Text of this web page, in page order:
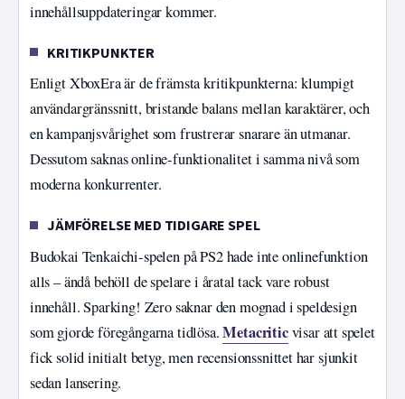
innehållsuppdateringar kommer.
KRITIKPUNKTER
Enligt XboxEra är de främsta kritikpunkterna: klumpigt
användargränssnitt, bristande balans mellan karaktärer, och
en kampanjsvårighet som frustrerar snarare än utmanar.
Dessutom saknas online-funktionalitet i samma nivå som
moderna konkurrenter.
JÄMFÖRELSE MED TIDIGARE SPEL
Budokai Tenkaichi-spelen på PS2 hade inte onlinefunktion
alls – ändå behöll de spelare i åratal tack vare robust
innehåll. Sparking! Zero saknar den mognad i speldesign
som gjorde föregångarna tidlösa.Metacriticvisar att spelet
fick solid initialt betyg, men recensionssnittet har sjunkit
sedan lansering.